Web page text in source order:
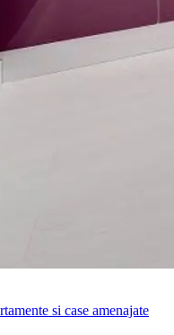
si case amenajate